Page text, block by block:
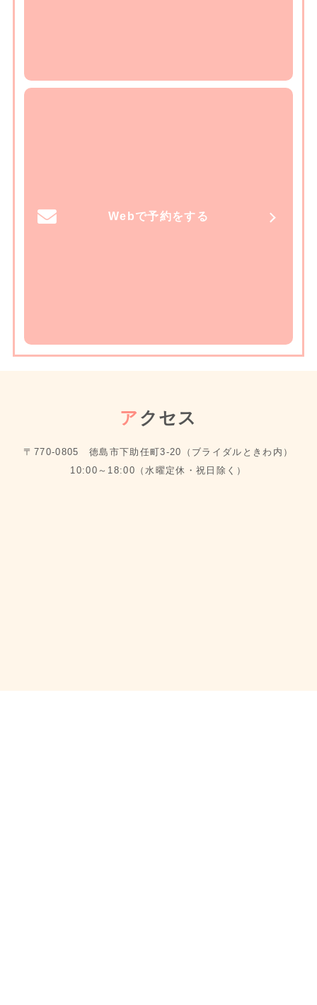
Webで予約をする
ア クセス
〒770-0805 徳島市下助任町3-20（ブライダルときわ内）
10:00～18:00（水曜定休・祝日除く）